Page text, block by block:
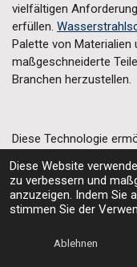
Diese Website
zu verbessern und
anzuzeigen. Indem Sie
stimmen Sie der
Ablehnen
vielfältigen
erfüllen.
Palette von Materialien
maßgeschneiderte
Branchen herzustellen.
Diese Technologie
kostengünstig
Lohnfertigung
optimieren und ihre
E-Mail